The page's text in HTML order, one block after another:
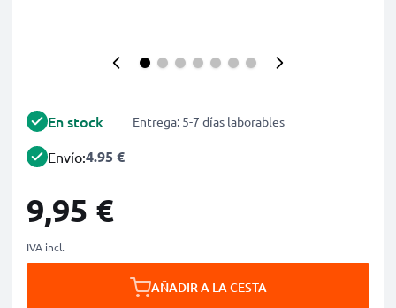
En stock Entrega: 5-7 días laborables
Envío:4.95 €
9,95 €
IVA incl.
AÑADIR A LA CESTA